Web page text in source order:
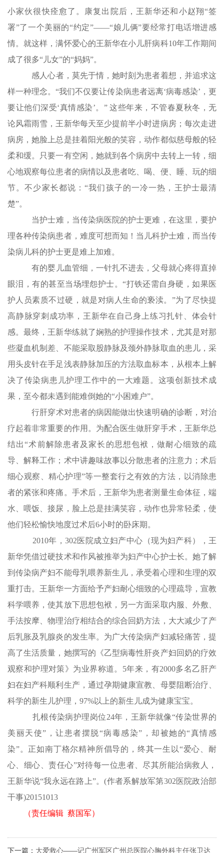
小家伙很快痊愈了。康复出院后，王新华还和小赵翔“签
署”了一个美丽的“约定”——“娘儿俩”要经常打电话增进感
情。就这样，满怀爱心的王新华在小儿肝病科10年工作期间
成了很多“儿女”的“妈妈”。
感人心者，莫先于情，她时刻为患者着想，并追求这
样一种理念。“我们不仅要让传染病患者远离‘病毒感染’，更
要让他们深受‘真情感染’。” 这些年来，不管春夏秋冬，无
论风霜雨雪，王新华每天至少提前半小时进病房；每次走进
病房，她脸上总是挂着阳光般的笑容，动作都似慈母般的轻
柔和缓。只要一有空闲，她就到各个病房中去转上一转，细
心地观察每位患者的病情以及患者吃、喝、便、睡、玩的细
节。不少家长都说：“我们孩子的一冷一热，王护士最清
楚”。
当护士难，当传染病医院的护士更难，在这里，要护
理各种传染病患者，难度可想而知！当儿科护士难，而当传
染病儿科的护士更是难上加难。
有的婴儿血管细，一针扎不进去，父母就心疼得直掉
眼泪，有的甚至当场埋怨护士。“打铁还需自身硬，如果医
护人员素质不过硬，就是对病人生命的亵渎。”为了尽快提
高静脉穿刺成功率，王新华在自己身上练习扎针、体会针
感。最终，王新华练就了娴熟的护理操作技术，尤其是对那
些凝血机制差、不能采取股静脉及颈外静脉取血的患儿，采
用头皮针在手足浅表静脉加压的方法取血标本，从根本上解
决了传染病患儿护理工作中的一大难题。这项创新技术成
果，至今都未遇到能难倒她的“小困难户”。
行肝穿术对患者的病因能做出快速明确的诊断，对治
疗起着非常重要的作用。为配合医生做肝穿手术，王新华总
结出“术前解除患者及家长的思想包袱，做耐心细致的疏
导、解释工作；术中讲趣味故事以分散患者的注意力；术后
细心观察、精心护理”等一整套行之有效的方法，以消除患
者的紧张和疼痛。手术后，王新华为患者测量生命体征，端
水、喂饭、接尿，脸上总是挂满笑容，动作也异常轻柔，使
他们轻松愉快地度过术后6小时的卧床期。
2010年，302医院成立妇产中心（现为妇产科），王
新华凭借过硬技术和作风被推举为妇产中心护士长。她了解
到传染病产妇不能母乳喂养新生儿，承受着心理和生理的双
重打击。王新华一方面给予产妇耐心细致的心理疏导，宣教
科学喂养，使其放下思想包袱，另一方面采取内服、外敷、
手法按摩、物理治疗相结合的综合回奶方法，大大减少了产
后乳胀及乳腺炎的发生率。为广大传染病产妇减轻痛苦，提
高了生活质量，她撰写的《乙型病毒性肝炎产妇回奶的疗效
观察和护理对策》为业界称道。5年来，有2000多名乙肝产
妇在妇产科顺利生产，通过孕期健康宣教、母婴阻断治疗、
科学的新生儿护理，97%以上的新生儿成为健康宝宝。
扎根传染病护理岗位24年，王新华就像“传染世界的
美丽天使”，让患者摆脱“病毒感染”，却被她的“真情感
染”。正如南丁格尔精神所倡导的，终其一生以“爱心、耐
心、细心、责任心”对待每一位患者、尽其所能治病救人，
王新华说“我永远在路上”。(作者系解放军第302医院政治部
干事)20151013
（责任编辑 蔡国军）
下一篇： 大爱救心——记广州军区广州总医院心胸外科主任张卫达